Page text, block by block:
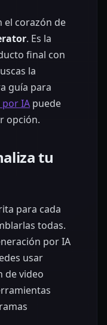
el corazón de
. Es la
final con
la
guía para
IA puede
opción.
tu
para cada
todas.
por IA
usar
de video